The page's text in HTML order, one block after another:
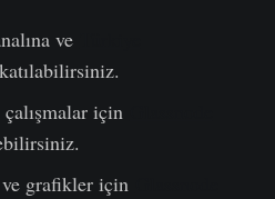
ve
için
grafikler için